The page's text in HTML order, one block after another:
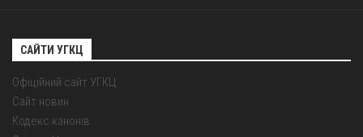
САЙТИ УГКЦ
Офіційний сайт УГКЦ
Сайт новин
Кодекс канонів